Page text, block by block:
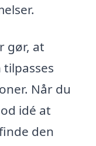
gør, at
Når du
idé at
den